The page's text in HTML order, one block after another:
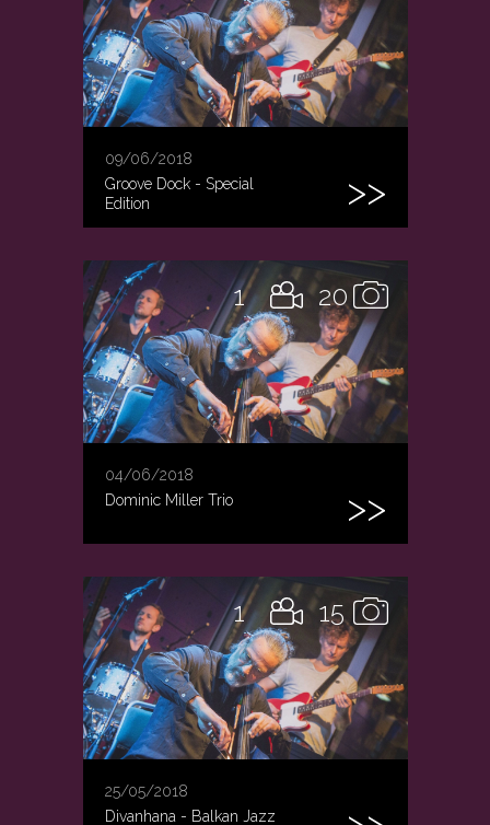
09/06/2018
Groove Dock - Special
Edition
20
1
04/06/2018
Dominic Miller Trio
15
1
25/05/2018
Divanhana - Balkan Jazz